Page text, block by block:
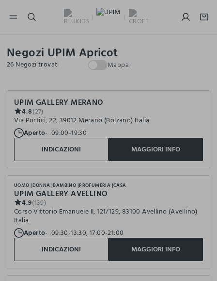
NAVIGATION.ARIA.GOTOMAINCONTENT
Negozi UPIM Apricot
26 Negozi trovati Mappa
UPIM GALLERY MERANO
4.8(27)
Via Portici, 22, 39012 Merano (Bolzano) Italia
Aperto 09:00-19:30
INDICAZIONI
MAGGIORI INFO
UOMO DONNA BAMBINO PROFUMERIA CASA
UPIM GALLERY AVELLINO
4.9(139)
Corso Vittorio Emanuele II, 121/129, 83100 Avellino (Avellino)
Italia
Aperto 09:30-13:30, 17:00-21:00
INDICAZIONI
MAGGIORI INFO